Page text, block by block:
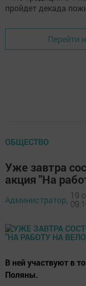
Перейти
ОБЩЕСТВО
Уже завтра
акция "На
Администратор, 19
В ней участвуют в
Поляны.